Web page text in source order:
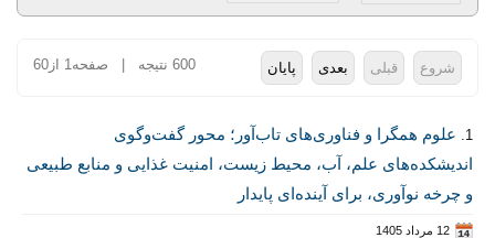
شروع قبلی بعدی پایان 600 نتیجه | صفحه1 از60
1.
علوم همگرا و فناوری‌های تاب‌آور؛ محور گفت‌وگوی
اندیشکده‌های علم، آب، محیط‌ زیست، امنیت غذایی و منابع طبیعی
و چرخه نوآوری، برای آینده‌ای پایدار
12 مرداد 1405